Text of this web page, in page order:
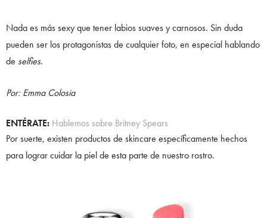
Nada es más sexy que tener labios suaves y carnosos. Sin duda
pueden ser los protagonistas de cualquier foto, en especial hablando
de selfies.
Por: Emma Colosia
ENTÉRATE: Hablemos sobre Britney Spears
Por suerte, existen productos de skincare específicamente hechos
para lograr cuidar la piel de esta parte de nuestro rostro.